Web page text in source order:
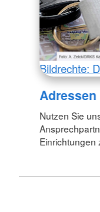
Bildrechte:
Adressen
Nutzen Sie
Einrichtungen